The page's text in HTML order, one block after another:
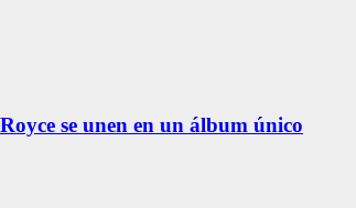
se unen en un álbum único